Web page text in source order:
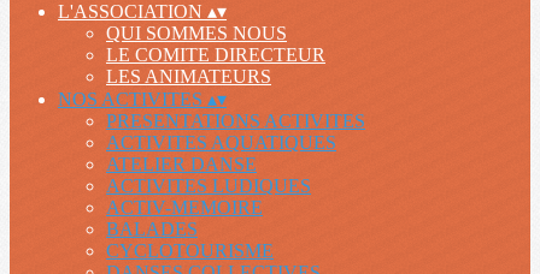
L'ASSOCIATION ▴▾
QUI SOMMES NOUS
LE COMITE DIRECTEUR
LES ANIMATEURS
NOS ACTIVITES ▴▾
PRESENTATIONS ACTIVITES
ACTIVITES AQUATIQUES
ATELIER DANSE
ACTIVITES LUDIQUES
ACTIV-MEMOIRE
BALADES
CYCLOTOURISME